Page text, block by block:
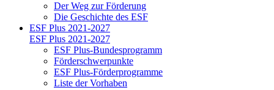
Der Weg zur För­de­rung
Die Ge­schich­te des ESF
ESF Plus 2021-2027
ESF Plus 2021-2027
ESF Plus-Bun­des­pro­gramm
För­der­schwer­punk­te
ESF Plus-För­der­pro­gram­me
Lis­te der Vor­ha­ben